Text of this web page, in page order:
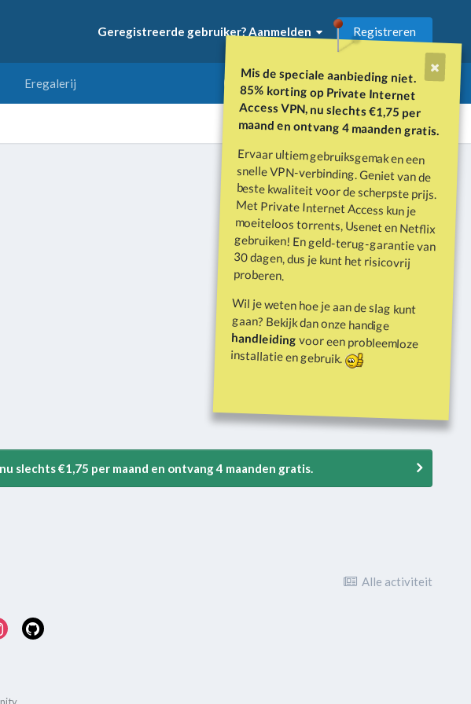
Mis de speciale aanbieding niet.
85% korting op Private Internet
Access VPN, nu slechts €1,75 per
maand en ontvang 4 maanden gratis.
Ervaar ultiem gebruiksgemak en een
snelle VPN-verbinding. Geniet van de
beste kwaliteit voor de scherpste prijs.
Met Private Internet Access kun je
moeiteloos torrents, Usenet en Netflix
gebruiken! En geld-terug-garantie van
30 dagen, dus je kunt het risicovrij
proberen.
Wil je weten hoe je aan de slag kunt
gaan? Bekijk dan onze handige
handleidingvoor een probleemloze
installatie en gebruik.
Geregistreerde gebruiker? Aanmelden Registreren
Eregalerij
Alle activiteit
slechts €1,75 per maand en ontvang 4 maanden gratis.
Alle activiteit